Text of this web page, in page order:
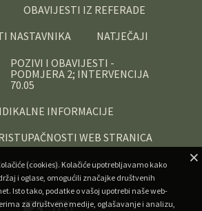
OBAVIJESTI IZ REFERADE
NASTAVNIKA
NATJEČAJI
POZIVI I OBAVIJESTI -
PODMJERA 2; INTERVENCIJA
70.05
INFORMACIJE
WEB STRANICA
O PRIVATNOSTI
(cookies). Kolačiće upotrebljavamo kako
i oglase, omogućili značajke društvenih
Isto tako, podatke o vašoj upotrebi naše web-
za društvene medije, oglašavanje i analizu,